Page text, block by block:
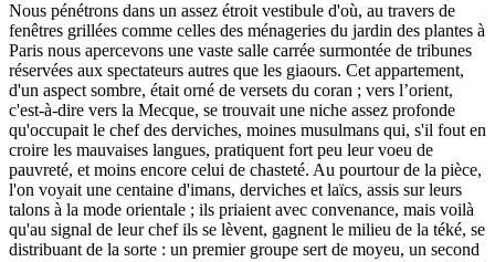
Nous pénétrons dans un assez étroit vestibule d'où, au travers de
fenêtres grillées comme celles des ménageries du jardin des plantes à
Paris nous apercevons une vaste salle carrée surmontée de tribunes
réservées aux spectateurs autres que les giaours. Cet appartement,
d'un aspect sombre, était orné de versets du coran ; vers l’orient,
c'est-à-dire vers la Mecque, se trouvait une niche assez profonde
qu'occupait le chef des derviches, moines musulmans qui, s'il fout en
croire les mauvaises langues, pratiquent fort peu leur voeu de
pauvreté, et moins encore celui de chasteté. Au pourtour de la pièce,
l'on voyait une centaine d'imans, derviches et laïcs, assis sur leurs
talons à la mode orientale ; ils priaient avec convenance, mais voilà
qu'au signal de leur chef ils se lèvent, gagnent le milieu de la téké, se
distribuant de la sorte : un premier groupe sert de moyeu, un second